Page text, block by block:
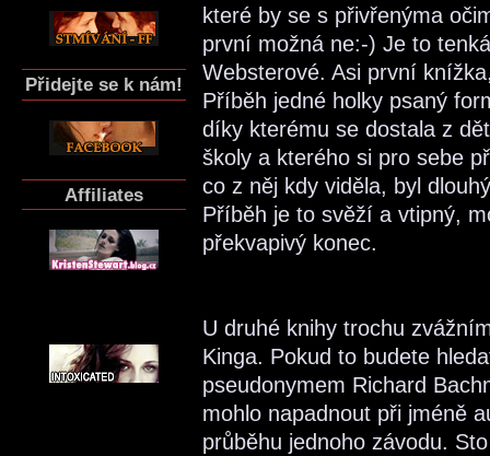
Přidejte se k nám!
Affiliates
které by se s přivřenýma
první možná ne:-) Je to
Websterové. Asi první
Příběh jedné holky psaný
díky kterému se dostala z
školy a kterého si pro sebe
co z něj kdy viděla, byl
Příběh je to svěží a vtipný,
překvapivý konec.
U druhé knihy trochu
Kinga. Pokud to budete
pseudonymem Richard
mohlo napadnout při jméně
průběhu jednoho závodu.